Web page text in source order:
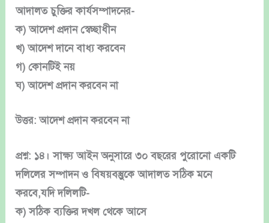
আদালত চুক্তির কার্যসম্পাদনের-
ক) আদেশ প্রদান স্বেচ্ছাধীন
খ) আদেশ দানে বাধ্য করবেন
গ) কোনটিই নয়
ঘ) আদেশ প্রদান করবেন না
উত্তর: আদেশ প্রদান করবেন না
প্রশ্ন: ১৪। সাক্ষ্য আইন অনুসারে ৩০ বছরের পুরোনো একটি
দলিলের সম্পাদন ও বিষয়বস্তুুকে আদালত সঠিক মনে
করবে,যদি দলিলটি-
ক) সঠিক ব্যক্তির দখল থেকে আসে